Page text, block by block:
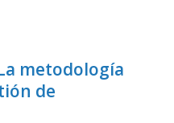
metodología
de